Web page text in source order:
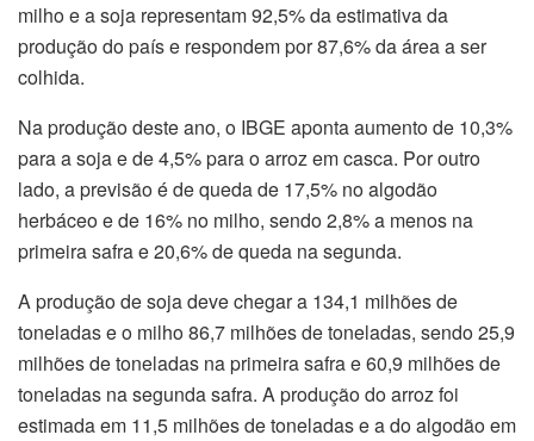
milho e a soja representam 92,5% da estimativa da
produção do país e respondem por 87,6% da área a ser
colhida.
Na produção deste ano, o IBGE aponta aumento de 10,3%
para a soja e de 4,5% para o arroz em casca. Por outro
lado, a previsão é de queda de 17,5% no algodão
herbáceo e de 16% no milho, sendo 2,8% a menos na
primeira safra e 20,6% de queda na segunda.
A produção de soja deve chegar a 134,1 milhões de
toneladas e o milho 86,7 milhões de toneladas, sendo 25,9
milhões de toneladas na primeira safra e 60,9 milhões de
toneladas na segunda safra. A produção do arroz foi
estimada em 11,5 milhões de toneladas e a do algodão em